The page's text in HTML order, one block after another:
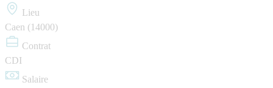
Lieu
Caen (14000)
Contrat
CDI
Salaire